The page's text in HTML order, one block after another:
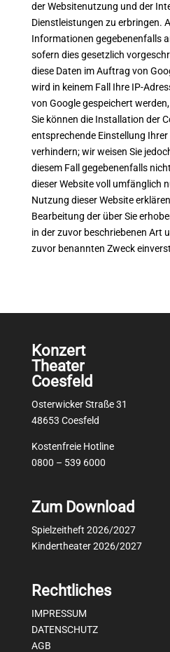
der Websitenutzung und der
Dienstleistungen zu erbringen.
Informationen gegebenenfalls
sofern dies gesetzlich
diese Daten im Auftrag von
wird in keinem Fall Ihre IP-
von Google gespeichert
Sie können die Installation der
entsprechende Einstellung
verhindern; wir weisen Sie
diesem Fall gegebenenfalls
dieser Website voll umfänglich
Nutzung dieser Website
Bearbeitung der über Sie
in der zuvor beschriebenen Art
zuvor benannten Zweck
Konzert
Theater
Coesfeld
Osterwicker Straße 31
48653 Coesfeld
Kostenfreie Hotline
0800 – 539 6000
Zum Download
Spielzeitheft 2026/2027
Kindertheater 2026/2027
Rechtliches
IMPRESSUM
DATENSCHUTZ
AGB